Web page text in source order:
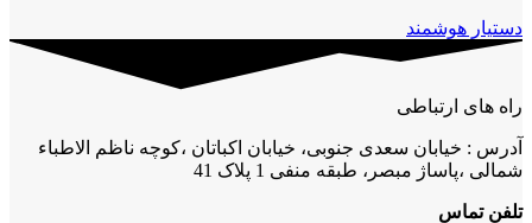
دستیار هوشمند
راه های ارتباطی
آدرس : خیابان سعدی جنوبی، خیابان اکباتان ،کوچه ناظم الاطباء
شمالی ،پاساژ مبصر، طبقه منفی 1 پلاک 41
تلفن تماس